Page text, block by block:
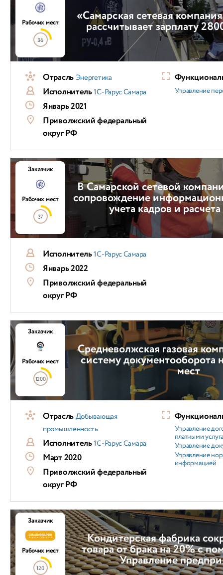
«Самарская сетевая
рассчитывает зарплату
Рабочих мест
36
ОтрасльЭнергетика
Исполнитель1С-Рарус Самара
Январь 2021
Приволжский федеральный
округ РФ
Управление
В Самарской сетевой
сопровождение
учета кадров и
Заказчик
Рабочих мест
37
Исполнитель1С-Рарус Самара
Январь 2022
Приволжский федеральный
округ РФ
Средневолжская газовая
систему документооборота
мест
Заказчик
Рабочих мест
1200
ОтрасльДобывающая
промышленность
Исполнитель1С-Рарус Самара
Март 2020
Приволжский федеральный
округ РФ
Управление
платными
Управление
Управление
информацией
Кондитерская фабрика
товара от брака на 20% с
Управление
Заказчик
Рабочих мест
120